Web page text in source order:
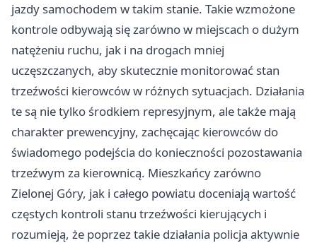
jazdy samochodem w takim stanie. Takie wzmożone
kontrole odbywają się zarówno w miejscach o dużym
natężeniu ruchu, jak i na drogach mniej
uczęszczanych, aby skutecznie monitorować stan
trzeźwości kierowców w różnych sytuacjach. Działania
te są nie tylko środkiem represyjnym, ale także mają
charakter prewencyjny, zachęcając kierowców do
świadomego podejścia do konieczności pozostawania
trzeźwym za kierownicą. Mieszkańcy zarówno
Zielonej Góry, jak i całego powiatu doceniają wartość
częstych kontroli stanu trzeźwości kierujących i
rozumieją, że poprzez takie działania policja aktywnie